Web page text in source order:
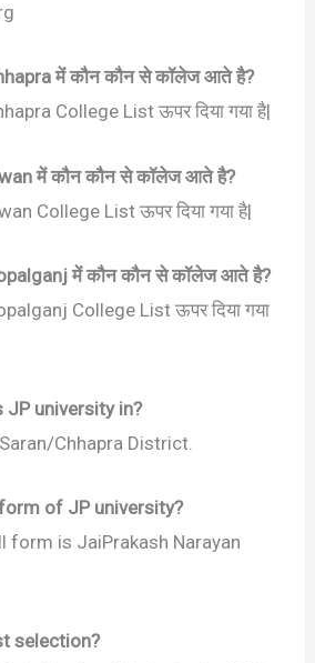
में कौन कौन से कॉलेज आते है?
College List ऊपर दिया गया है|
में कौन कौन से कॉलेज आते है?
College List ऊपर दिया गया है|
में कौन कौन से कॉलेज आते है?
College List ऊपर दिया गया
university in?
Chhapra District.
of JP university?
form is JaiPrakash Narayan
selection?